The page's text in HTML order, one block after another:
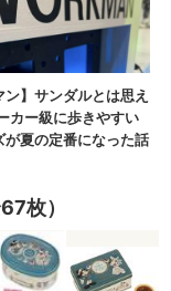
枚）